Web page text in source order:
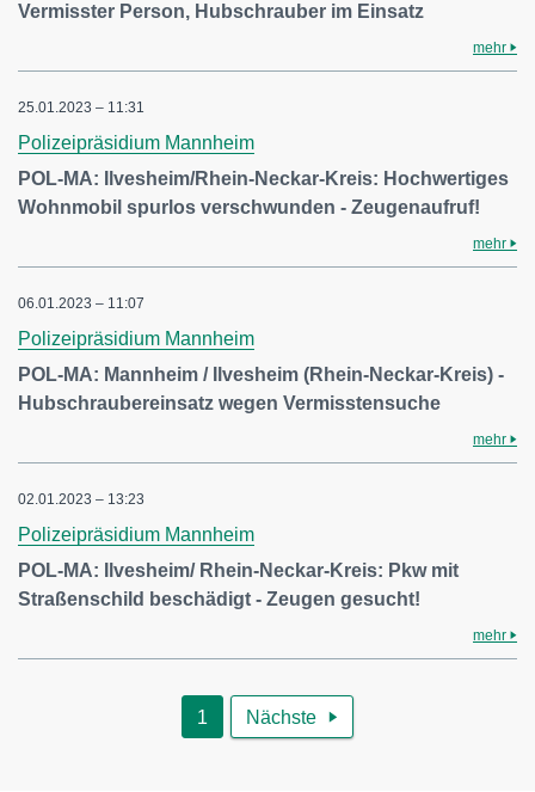
Vermisster Person, Hubschrauber im Einsatz
mehr
25.01.2023 – 11:31
Polizeipräsidium Mannheim
POL-MA: Ilvesheim/Rhein-Neckar-Kreis: Hochwertiges
Wohnmobil spurlos verschwunden - Zeugenaufruf!
mehr
06.01.2023 – 11:07
Polizeipräsidium Mannheim
POL-MA: Mannheim / Ilvesheim (Rhein-Neckar-Kreis) -
Hubschraubereinsatz wegen Vermisstensuche
mehr
02.01.2023 – 13:23
Polizeipräsidium Mannheim
POL-MA: Ilvesheim/ Rhein-Neckar-Kreis: Pkw mit
Straßenschild beschädigt - Zeugen gesucht!
mehr
1 Nächste 